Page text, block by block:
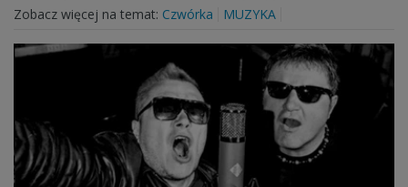
Zobacz więcej na temat: Czwórka MUZYKA